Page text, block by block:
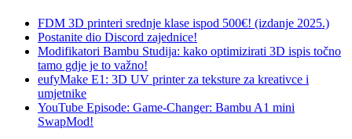
FDM 3D printeri srednje klase ispod 500€! (izdanje 2025.)
Postanite dio Discord zajednice!
Modifikatori Bambu Studija: kako optimizirati 3D ispis točno
tamo gdje je to važno!
eufyMake E1: 3D UV printer za teksture za kreativce i
umjetnike
YouTube Episode: Game-Changer: Bambu A1 mini
SwapMod!